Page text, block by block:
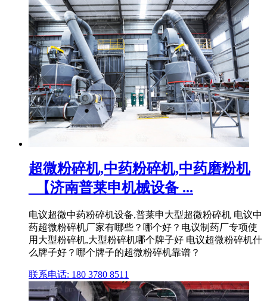
超微粉碎机,中药粉碎机,中药磨粉机
_【济南普莱申机械设备 ...
电议超微中药粉碎机设备,普莱申大型超微粉碎机 电议中
药超微粉碎机厂家有哪些？哪个好？电议制药厂专项使
用大型粉碎机,大型粉碎机哪个牌子好 电议超微粉碎机什
么牌子好？哪个牌子的超微粉碎机靠谱？
联系电话: 180 3780 8511